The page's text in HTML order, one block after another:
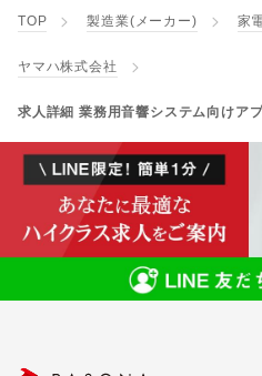
TOP 製造業(メーカー) 家
ヤマハ株式会社
求人詳細 業務用音響システム向けア